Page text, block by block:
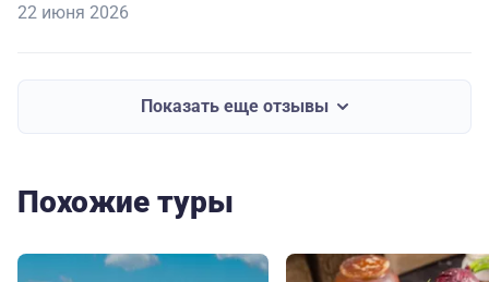
22 июня 2026
Показать еще отзывы
Похожие туры